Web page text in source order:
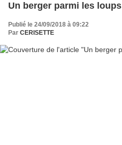
Un berger parmi les loups
Publié le 24/09/2018 à 09:22
Par CERISETTE